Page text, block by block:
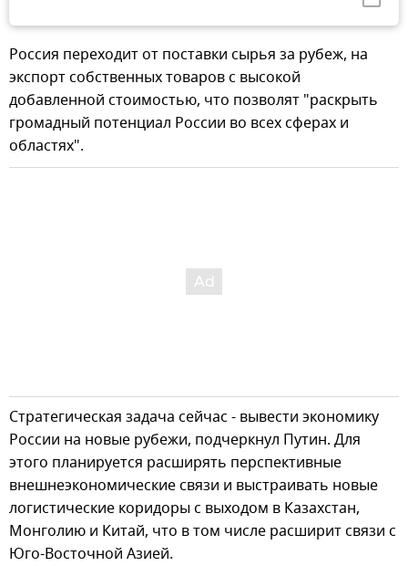
Россия переходит от поставки сырья за рубеж, на
экспорт собственных товаров с высокой
добавленной стоимостью, что позволят "раскрыть
громадный потенциал России во всех сферах и
областях".
Стратегическая задача сейчас - вывести экономику
России на новые рубежи, подчеркнул Путин. Для
этого планируется расширять перспективные
внешнеэкономические связи и выстраивать новые
логистические коридоры с выходом в Казахстан,
Монголию и Китай, что в том числе расширит связи с
Юго-Восточной Азией.